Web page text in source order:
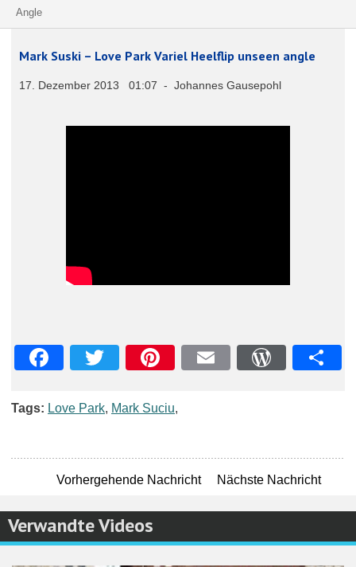
Angle
Mark Suski – Love Park Variel Heelflip unseen angle
17. Dezember 2013 01:07 - Johannes Gausepohl
Tags: Love Park, Mark Suciu,
Vorhergehende Nachricht Nächste Nachricht
Verwandte Videos